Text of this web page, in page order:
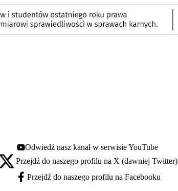
Youtube - otwiera się w nowej karcie
Odwiedź nasz kanał w serwisie YouTube
X - otwiera się w nowej karcie
Przejdź do naszego profilu na X (dawniej Twitter)
Facebook - otwiera się w nowej karcie
Przejdź do naszego profilu na Facebooku